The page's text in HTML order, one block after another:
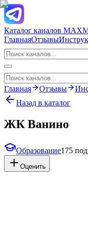
Каталог каналов MAX
ГлавнаяОтзывы
Главная Отзывы
Назад в каталог
ЖК Ванино
Образование175
Оценить